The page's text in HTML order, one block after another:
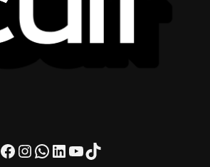
Facebook
Instagram
WhatsApp
LinkedIn
Youtube
TikTok